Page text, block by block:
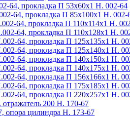
64, прокладка П 53х60х1 Н. 002-64
64, прокладка П 85х100х1 Н. 002-
64, прокладка П 110х114х1 Н.
64, прокладка П 110х128х1 Н.
64, прокладка П 125х135х1 Н.
64, прокладка П 125х140х1 Н.
64, прокладка П 140х150х1 Н.
64, прокладка П 140х175х1 Н.
64, прокладка П 156х166х1 Н.
64, прокладка П 175х185х1 Н.
64, прокладка П 220х257х1 Н.
200 Н. 170-67
опора цилиндра Н. 173-67